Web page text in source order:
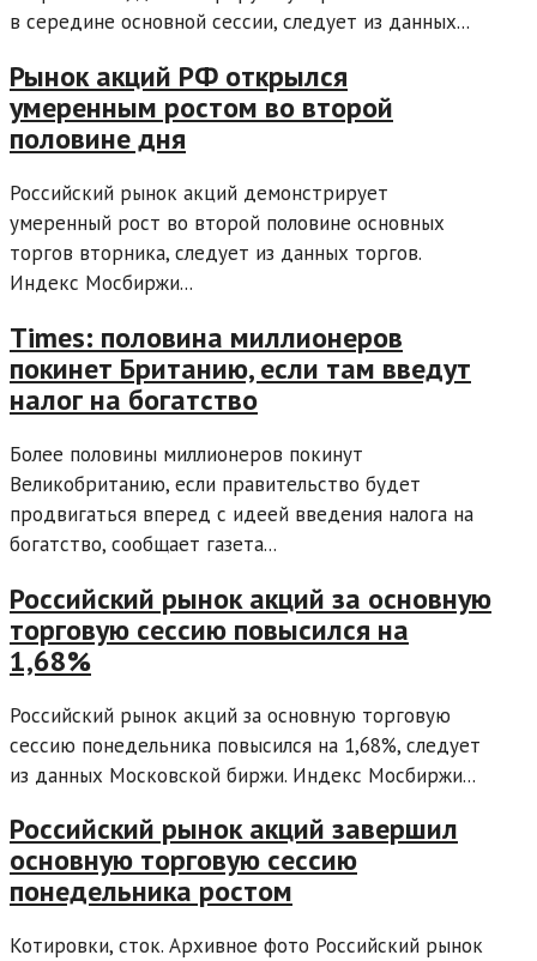
в середине основной сессии, следует из данных...
Рынок акций РФ открылся
умеренным ростом во второй
половине дня
Российский рынок акций демонстрирует
умеренный рост во второй половине основных
торгов вторника, следует из данных торгов.
Индекс Мосбиржи...
Times: половина миллионеров
покинет Британию, если там введут
налог на богатство
Более половины миллионеров покинут
Великобританию, если правительство будет
продвигаться вперед с идеей введения налога на
богатство, сообщает газета...
Российский рынок акций за основную
торговую сессию повысился на
1,68%
Российский рынок акций за основную торговую
сессию понедельника повысился на 1,68%, следует
из данных Московской биржи. Индекс Мосбиржи...
Российский рынок акций завершил
основную торговую сессию
понедельника ростом
Котировки, сток. Архивное фото Российский рынок